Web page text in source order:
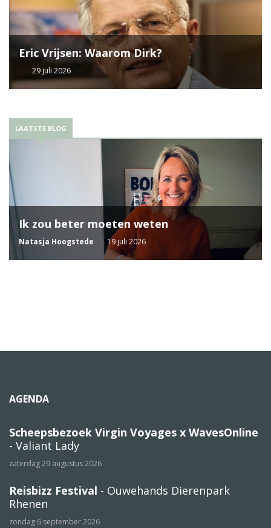
Eric Vrijsen: Waarom Dirk?
29 juli 2026
LAATSTE BLOG
Ik zou beter moeten weten
Natasja Hoogstede 19 juli 2026
AGENDA
Scheepsbezoek Virgin Voyages x WavesOnline
- Valiant Lady
zaterdag 29 augustus 2026
Reisbizz Festival - Ouwehands Dierenpark
Rhenen
zondag 6 september 2026